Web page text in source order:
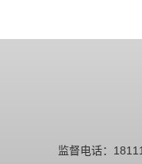
监督电话：